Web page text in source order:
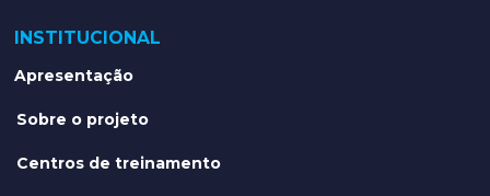
INSTITUCIONAL
Apresentação
Sobre o projeto
Centros de treinamento